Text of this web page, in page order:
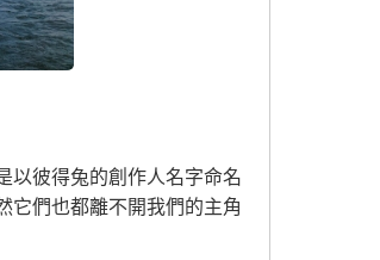
以彼得兔的創作人名字命名
它們也都離不開我們的主角